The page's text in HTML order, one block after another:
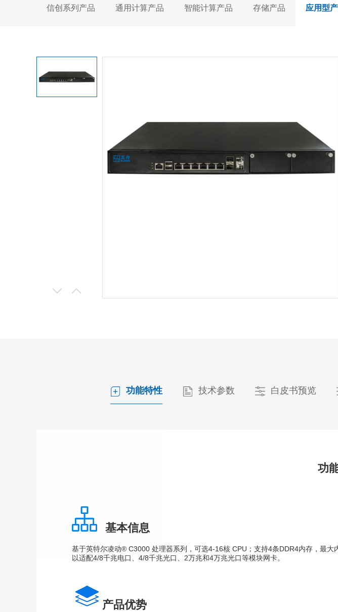
信创系列产品 通用计算产品 智能计算产品 存储产品 应用型
功能特性 技术参数 白皮书预览
功
基本信息
基于英特尔凌动® C3000 处理器系列，可选4-16核 CPU；支持4条DDR4内存，最
以适配4/8千兆电口、4/8千兆光口、2万兆和4万兆光口等模块网卡。
产品优势